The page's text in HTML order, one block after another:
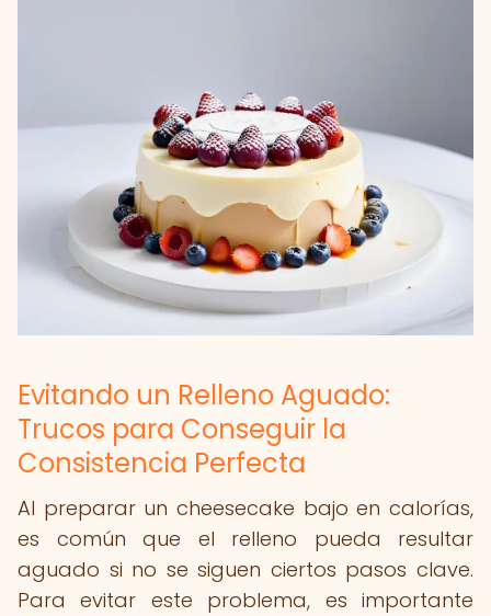
Evitando un Relleno Aguado:
Trucos para Conseguir la
Consistencia Perfecta
Al preparar un cheesecake bajo en calorías,
es común que el relleno pueda resultar
aguado si no se siguen ciertos pasos clave.
Para evitar este problema, es importante